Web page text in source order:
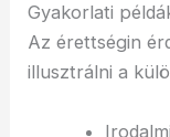
Gyakorlati
Az érettségin
illusztrálni a